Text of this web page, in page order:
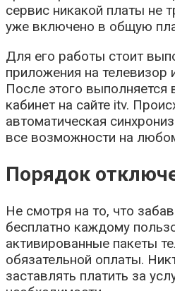
сервис никакой платы не
уже включено в общую
Для его работы стоит
приложения на телевизор
После этого выполняется
кабинет на сайте itv.
автоматическая
все возможности на
Порядок
Не смотря на то, что
бесплатно каждому
активированные пакеты
обязательной оплаты.
заставлять платить за